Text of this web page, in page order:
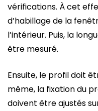
vérifications. À cet
d’habillage de la
l’intérieur. Puis, la
être mesuré.
Ensuite, le profil doit
même, la fixation du
doivent être ajustés